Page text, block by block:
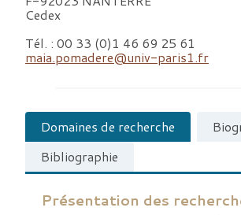
Cedex
Tél. : 00 33 (0)1 46 69 25 61
maia.pomadere@univ-paris1.fr
Domaines de recherche
Bibliographie
Présentation des